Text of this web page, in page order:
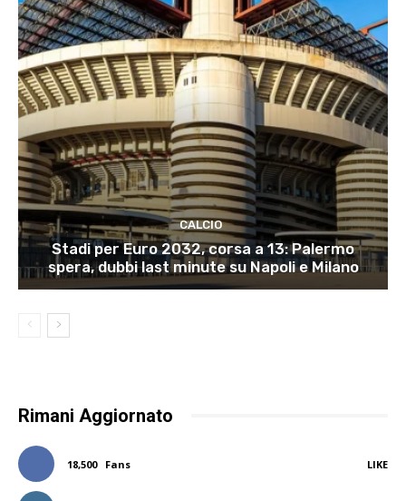
CALCIO
Stadi per Euro 2032, corsa a 13: Palermo
spera, dubbi last minute su Napoli e Milano
Rimani Aggiornato
18,500 Fans LIKE